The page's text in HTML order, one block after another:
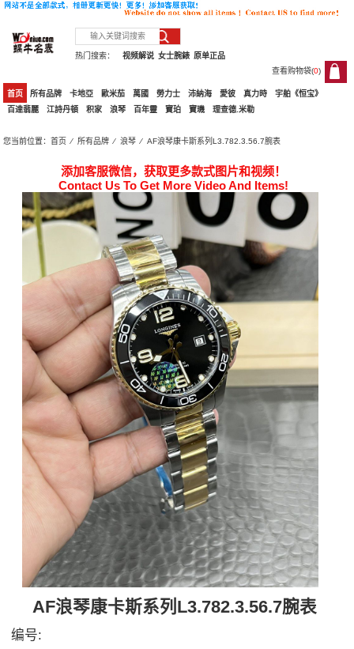
热门搜索： 原单正品
女士腕錶
视频解说
查看购物袋(0)
0
首页 所有品牌 卡地亞 歐米茄 萬國 勞力士 沛納海 愛彼 真力時
宇舶《恒宝》
百達翡麗
江詩丹頓 积家 浪琴 百年靈 寶珀 寶璣 理查德.米勒
您当前位置：首页 ⁄所有品牌 ⁄浪琴 ⁄ AF浪琴康卡斯系列L3.782.3.56.7腕表
添加客服微信，获取更多款式图片和视频！
Contact Us To Get More Video And Items!
AF浪琴康卡斯系列L3.782.3.56.7腕表
编号: